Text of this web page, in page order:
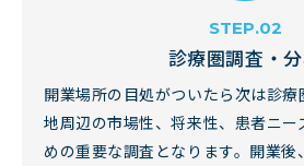
診療圏調査・
開業場所の目処がついたら次は診
地周辺の市場性、将来性、患者ニー
めの重要な調査となります。開業後